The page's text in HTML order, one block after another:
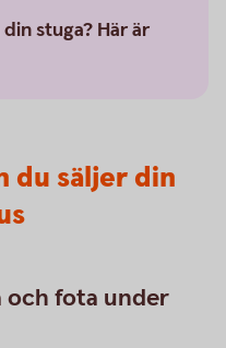
stuga? Här är
du säljer din
och fota under